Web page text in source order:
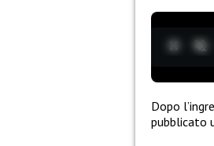
Dopo
pubblicato